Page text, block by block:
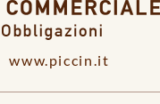
www.piccin.it